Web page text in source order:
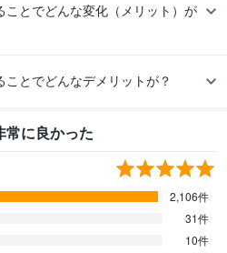
ことでどんな変化（メリット）が
とでどんなデメリットが？
常に良かった
2,106件
31件
10件